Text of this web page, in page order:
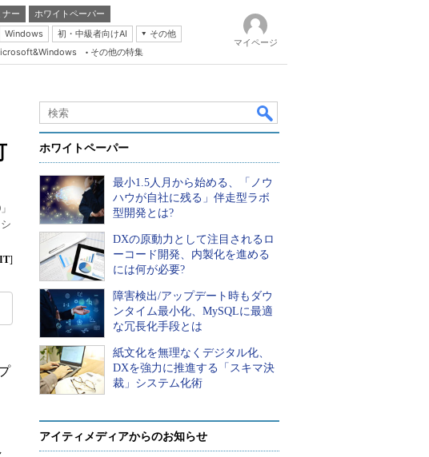
ナー
ホワイトペーパー
Windows 初・中級者向けAI
その他
& Storage
Agile
Expert
＆ OSS
of IP Network
& Trust
Tools
その他の特集
マイページ
]
ホワイトペーパー
最小1.5人月から始める、「ノウ
ハウが自社に残る」伴走型ラボ
型開発とは?
DXの原動力として注目されるロ
ーコード開発、内製化を進める
には何が必要?
障害検出/アップデート時もダウ
ンタイム最小化、MySQLに最適
な冗長化手段とは
紙文化を無理なくデジタル化、
DXを強力に推進する「スキマ決
裁」システム化術
アイティメディアからのお知らせ